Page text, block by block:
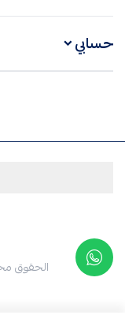
حسابي
الحقوق